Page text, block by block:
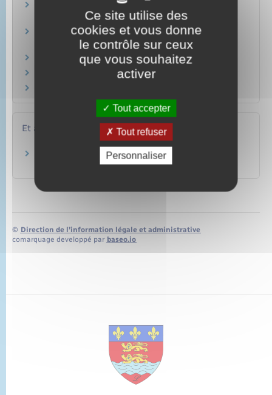
Comment faire si vous trouvez ou si vous
héritez d'une arme ?
Que faire en cas de vol ou de perte d'une arme
Que faire en cas de déménagement ?
Un mineur peut-il détenir une arme ?
Et aussi
Loisirs – Sports – Culture
© Direction de l’information légale et administrative
comarquage developpé par baseo.io
Ce site utilise des
cookies et vous donne
le contrôle sur ceux
que vous souhaitez
activer
Tout accepter
Tout refuser
Personnaliser